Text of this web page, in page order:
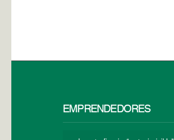
EMPRENDEDORES